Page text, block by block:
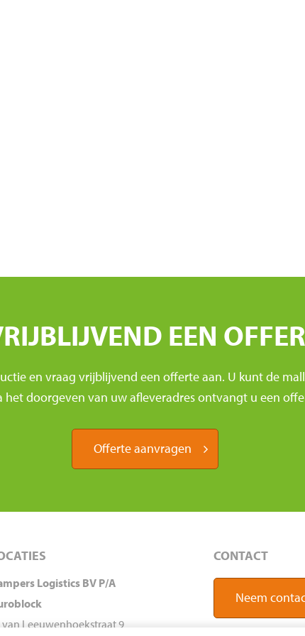
EEN
en vraag vrijblijvend een offerte aan. U kunt de
het doorgeven van uw afleveradres ontvangt u een
Offerte aanvragen
Logistics BV P/A
van Leeuwenhoekstraat 9
CONTACT
Neem